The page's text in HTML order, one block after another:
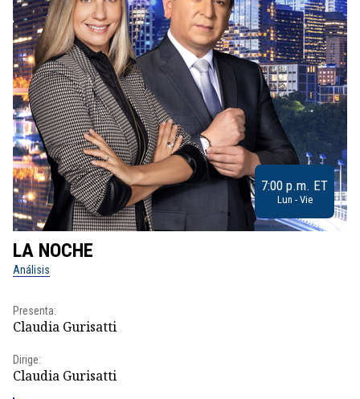
7:00 p.m. ET
Lun - Vie
LA NOCHE
Análisis
Presenta:
Claudia Gurisatti
Dirige:
Claudia Gurisatti